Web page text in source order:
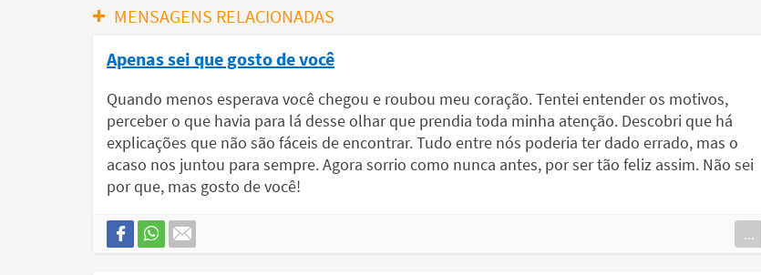
MENSAGENS RELACIONADAS
Apenas sei que gosto de você
Quando menos esperava você chegou e roubou meu coração. Tentei entender os motivos,
perceber o que havia para lá desse olhar que prendia toda minha atenção. Descobri que há
explicações que não são fáceis de encontrar. Tudo entre nós poderia ter dado errado, mas o
acaso nos juntou para sempre. Agora sorrio como nunca antes, por ser tão feliz assim. Não sei
por que, mas gosto de você!
...